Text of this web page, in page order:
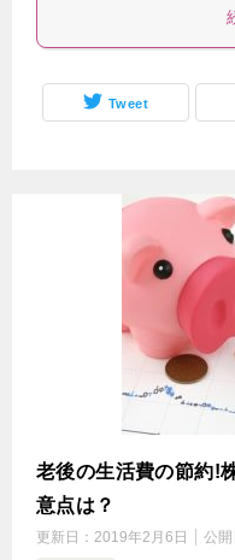
Tweet
老後の生活費の節約!
意点は？
更新日： 2019年2月6日 公開